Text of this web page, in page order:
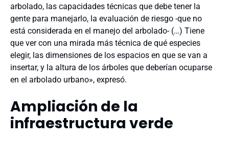
arbolado, las capacidades técnicas que debe tener la
gente para manejarlo, la evaluación de riesgo -que no
está considerada en el manejo del arbolado- (…) Tiene
que ver con una mirada más técnica de qué especies
elegir, las dimensiones de los espacios en que se van a
insertar, y la altura de los árboles que deberían ocuparse
en el arbolado urbano», expresó.
Ampliación de la
infraestructura verde